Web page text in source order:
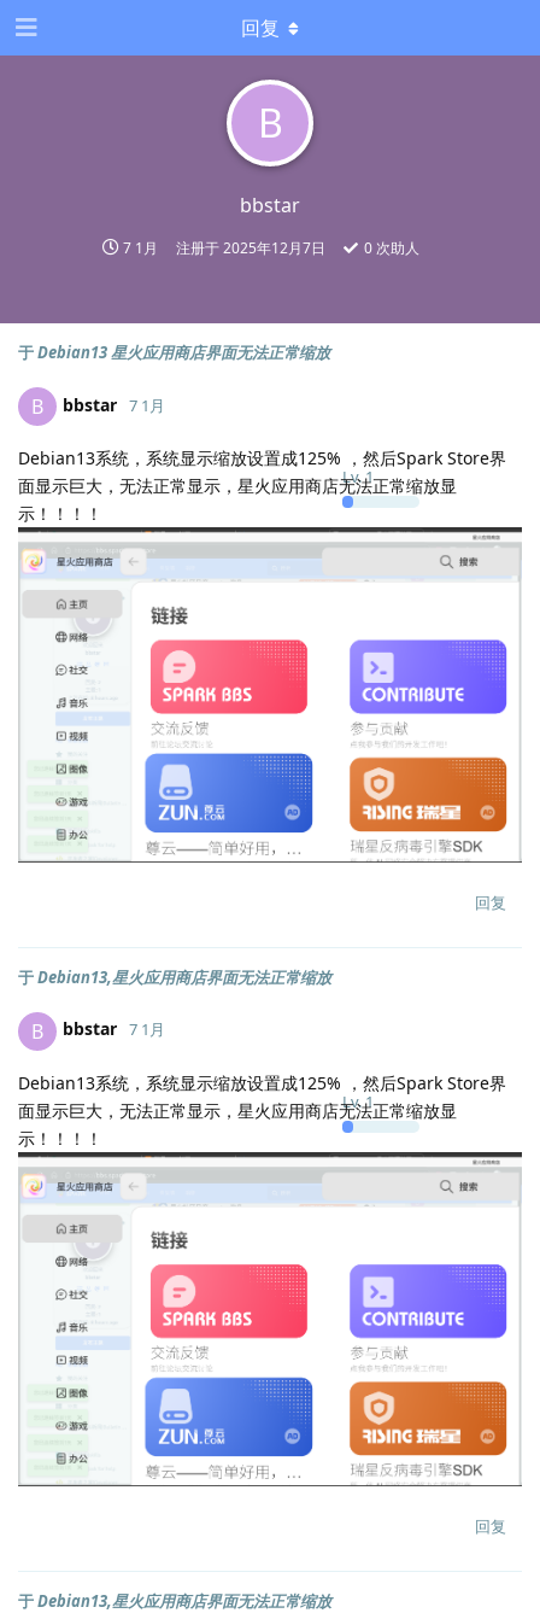
B
bbstar
7 1月 注册于2025年12月7日 0 次助人
回复
于Debian13 星火应用商店界面无法正常缩放
B bbstar
Lv.1
7 1月
Debian13系统，系统显示缩放设置成125% ，然后Spark Store界
面显示巨大，无法正常显示，星火应用商店无法正常缩放显
示！！！！
回复
于Debian13,星火应用商店界面无法正常缩放
B bbstar
Lv.1
7 1月
Debian13系统，系统显示缩放设置成125% ，然后Spark Store界
面显示巨大，无法正常显示，星火应用商店无法正常缩放显
示！！！！
回复
于Debian13,星火应用商店界面无法正常缩放